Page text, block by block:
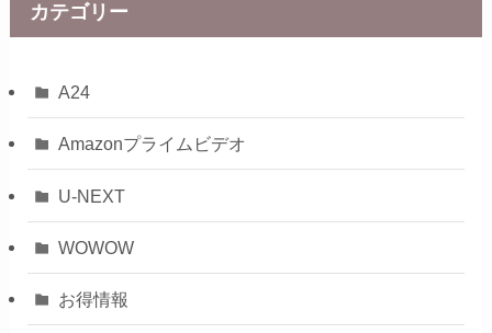
カテゴリー
A24
Amazonプライムビデオ
U-NEXT
WOWOW
お得情報